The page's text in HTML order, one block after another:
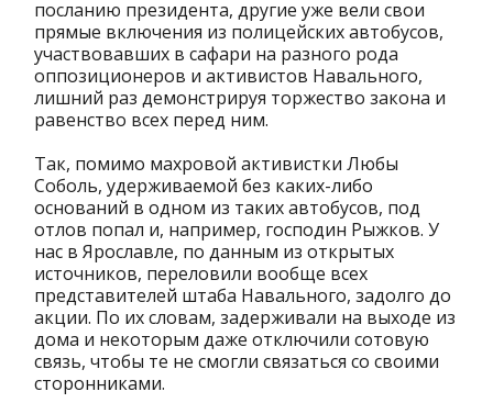
посланию президента, другие уже вели свои
прямые включения из полицейских автобусов,
участвовавших в сафари на разного рода
оппозиционеров и активистов Навального,
лишний раз демонстрируя торжество закона и
равенство всех перед ним.
Так, помимо махровой активистки Любы
Соболь, удерживаемой без каких-либо
оснований в одном из таких автобусов, под
отлов попал и, например, господин Рыжков. У
нас в Ярославле, по данным из открытых
источников, переловили вообще всех
представителей штаба Навального, задолго до
акции. По их словам, задерживали на выходе из
дома и некоторым даже отключили сотовую
связь, чтобы те не смогли связаться со своими
сторонниками.